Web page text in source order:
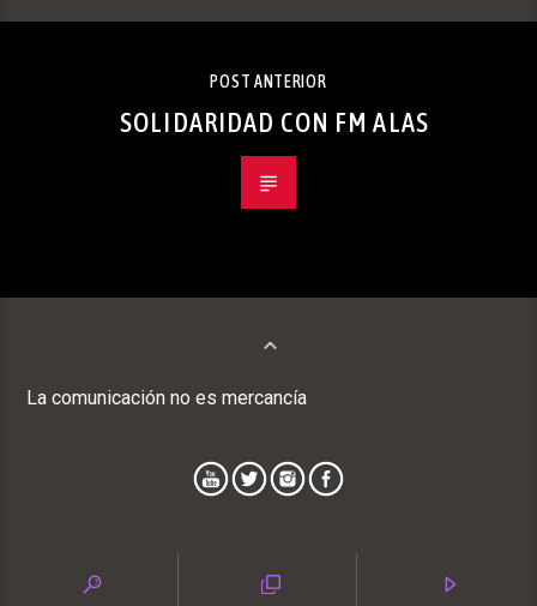
POST ANTERIOR
SOLIDARIDAD CON FM ALAS
La comunicación no es mercancía